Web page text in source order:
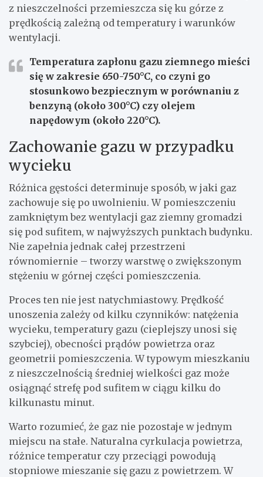
z nieszczelności przemieszcza się ku górze z
prędkością zależną od temperatury i warunków
wentylacji.
Temperatura zapłonu gazu ziemnego mieści
się w zakresie 650-750°C, co czyni go
stosunkowo bezpiecznym w porównaniu z
benzyną (około 300°C) czy olejem
napędowym (około 220°C).
Zachowanie gazu w przypadku
wycieku
Różnica gęstości determinuje sposób, w jaki gaz
zachowuje się po uwolnieniu. W pomieszczeniu
zamkniętym bez wentylacji gaz ziemny gromadzi
się pod sufitem, w najwyższych punktach budynku.
Nie zapełnia jednak całej przestrzeni
równomiernie – tworzy warstwę o zwiększonym
stężeniu w górnej części pomieszczenia.
Proces ten nie jest natychmiastowy. Prędkość
unoszenia zależy od kilku czynników: natężenia
wycieku, temperatury gazu (cieplejszy unosi się
szybciej), obecności prądów powietrza oraz
geometrii pomieszczenia. W typowym mieszkaniu
z nieszczelnością średniej wielkości gaz może
osiągnąć strefę pod sufitem w ciągu kilku do
kilkunastu minut.
Warto rozumieć, że gaz nie pozostaje w jednym
miejscu na stałe. Naturalna cyrkulacja powietrza,
różnice temperatur czy przeciągi powodują
stopniowe mieszanie się gazu z powietrzem. W